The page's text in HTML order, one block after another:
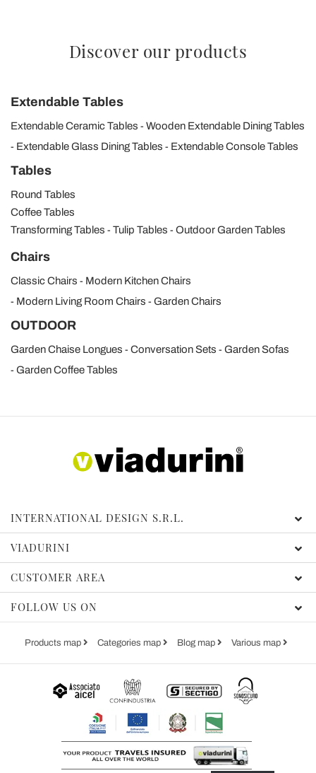
Discover our products
Extendable Tables
Extendable Ceramic Tables
Wooden Extendable Dining Tables
Extendable Glass Dining Tables
Extendable Console Tables
Tables
Round Tables
Coffee Tables
Transforming Tables
Tulip Tables Outdoor Garden Tables
Chairs
Classic Chairs
Modern Kitchen Chairs
Modern Living Room Chairs
Garden Chairs
OUTDOOR
Garden Chaise Longues Conversation Sets
Garden Sofas
Garden Coffee Tables
INTERNATIONAL DESIGN S.R.L.
VIADURINI
CUSTOMER AREA
FOLLOW US ON
Products map Categories map Blog map Various map